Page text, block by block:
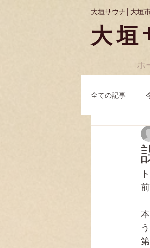
大垣サウナ│大垣
大垣
ホ
全ての記事